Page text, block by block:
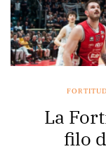
La
filo